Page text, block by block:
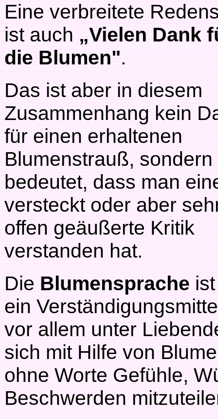
Eine verbreitete
ist auch„Vielen Dank
die Blumen".
Das ist aber in diesem
Zusammenhang kein
für einen erhaltenen
Blumenstrauß, sondern
bedeutet, dass man
versteckt oder aber
offen geäußerte Kritik
verstanden hat.
DieBlumenspracheist
ein
vor allem unter
sich mit Hilfe von
ohne Worte Gefühle,
Beschwerden